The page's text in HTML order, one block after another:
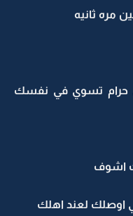
مره ثانيه
حرام تسوي في نفسك
اشوف
اوصلك لعند اهلك